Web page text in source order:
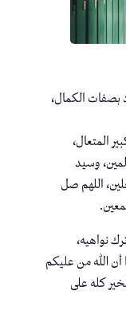
بصفات الكمال،
المتعال،
وسيد
اللهم صل
نواهيه،
أن الله من عليكم
كله على